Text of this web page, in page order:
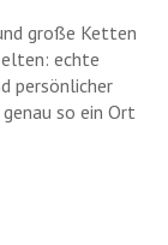
große Ketten
echte
persönlicher
so ein Ort